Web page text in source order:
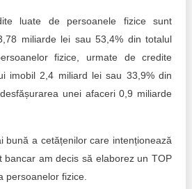
and transparency of key
in Moldova
luate de persoanele fizice sunt
miliarde lei sau 53,4% din totalul
fizice, urmate de credite
imobil 2,4 miliard lei sau 33,9% din
unei afaceri 0,9 miliarde
bună a cetățenilor care intenționează
bancar am decis să elaborez un TOP
persoanelor fizice.